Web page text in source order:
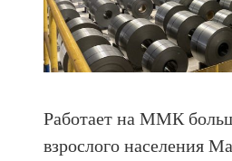
Работает на ММК
взрослого населения